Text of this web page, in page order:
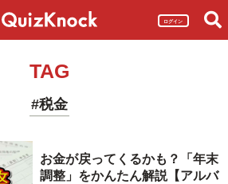
ログイン
TAG
#税金
お金が戻ってくるかも？「年末
調整」をかんたん解説【アルバ